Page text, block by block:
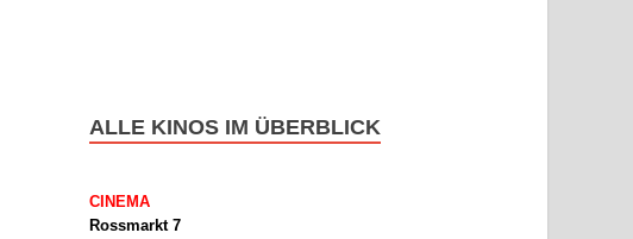
ALLE KINOS IM ÜBERBLICK
CINEMA
Rossmarkt 7